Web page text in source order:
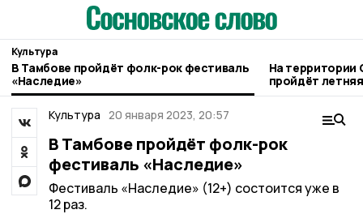
Культура
В Тамбове пройдёт фолк-рок фестиваль
«Наследие»
На территории
пройдёт
Культура 20 января 2023, 20:57
В Тамбове пройдёт фолк-рок
фестиваль «Наследие»
Фестиваль «Наследие» (12+) состоится уже в
12 раз.